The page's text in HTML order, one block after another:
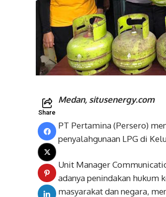
Share
Medan, situsenergy.com
PT Pertamina (Persero)
penyalahgunaan LPG di
Unit Manager
adanya penindakan hukum
masyarakat dan negara,